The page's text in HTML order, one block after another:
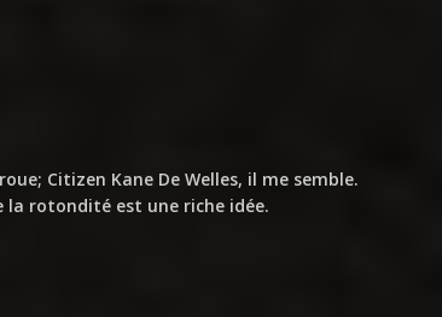
Citizen Kane De Welles, il me semble.
la rotondité est une riche idée.